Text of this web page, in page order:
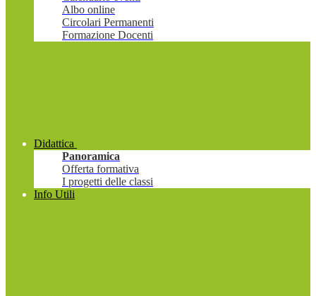
Albo online
Circolari Permanenti
Formazione Docenti
Didattica
Panoramica
Offerta formativa
I progetti delle classi
Info Utili